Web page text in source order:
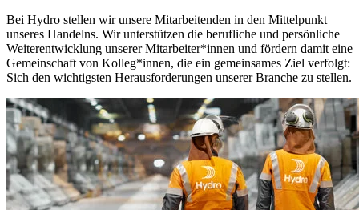
Bei Hydro stellen wir unsere Mitarbeitenden in den Mittelpunkt
unseres Handelns. Wir unterstützen die berufliche und persönliche
Weiterentwicklung unserer Mitarbeiter*innen und fördern damit eine
Gemeinschaft von Kolleg*innen, die ein gemeinsames Ziel verfolgt:
Sich den wichtigsten Herausforderungen unserer Branche zu stellen.